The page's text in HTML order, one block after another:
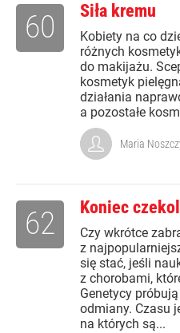
Siła kremu
Kobiety na co
różnych
do makijażu.
kosmetyk
działania
a pozostałe
60
Maria
Koniec
Czy wkrótce
z
się stać, jeśli
z chorobami,
Genetycy
odmiany. Czasu
na których są...
62